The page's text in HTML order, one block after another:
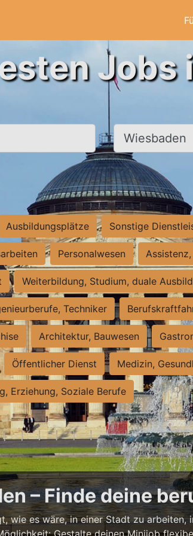
Jobs
Ort, Stadt
Ausbildungsplätze Sonstige
Personalwesen
Weiterbildung, Studium, duale
Techniker
Architektur, Bauwesen
Öffentlicher Dienst Medizin,
Erziehung, Soziale Berufe
– Finde deine
wie es wäre, in einer Stadt zu